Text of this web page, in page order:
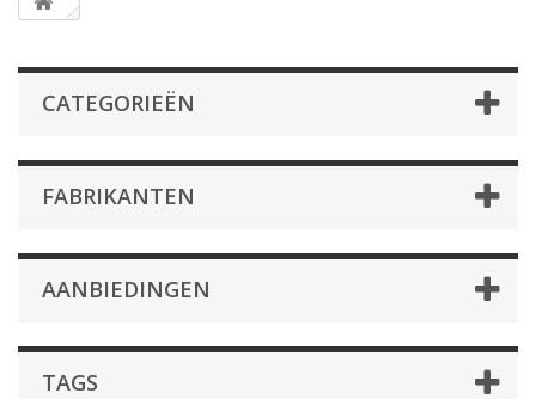
CATEGORIEËN
FABRIKANTEN
AANBIEDINGEN
TAGS